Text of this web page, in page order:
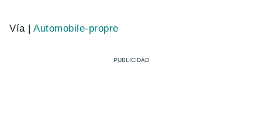
Vía |Automobile-propre